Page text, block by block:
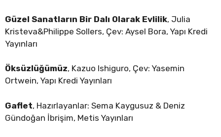
Güzel Sanatların Bir Dalı Olarak Evlilik, Julia
Kristeva&Philippe Sollers, Çev: Aysel Bora, Yapı Kredi
Yayınları
Öksüzlüğümüz, Kazuo Ishiguro, Çev: Yasemin
Ortwein, Yapı Kredi Yayınları
Gaflet, Hazırlayanlar: Sema Kaygusuz & Deniz
Gündoğan İbrişim, Metis Yayınları